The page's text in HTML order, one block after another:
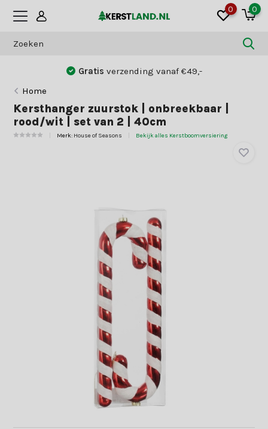
0 0
Gratis verzending vanaf €49,-
Home
Kersthanger zuurstok | onbreekbaar |
rood/wit | set van 2 | 40cm
Merk: House of Seasons Bekijk alles Kerstboomversiering